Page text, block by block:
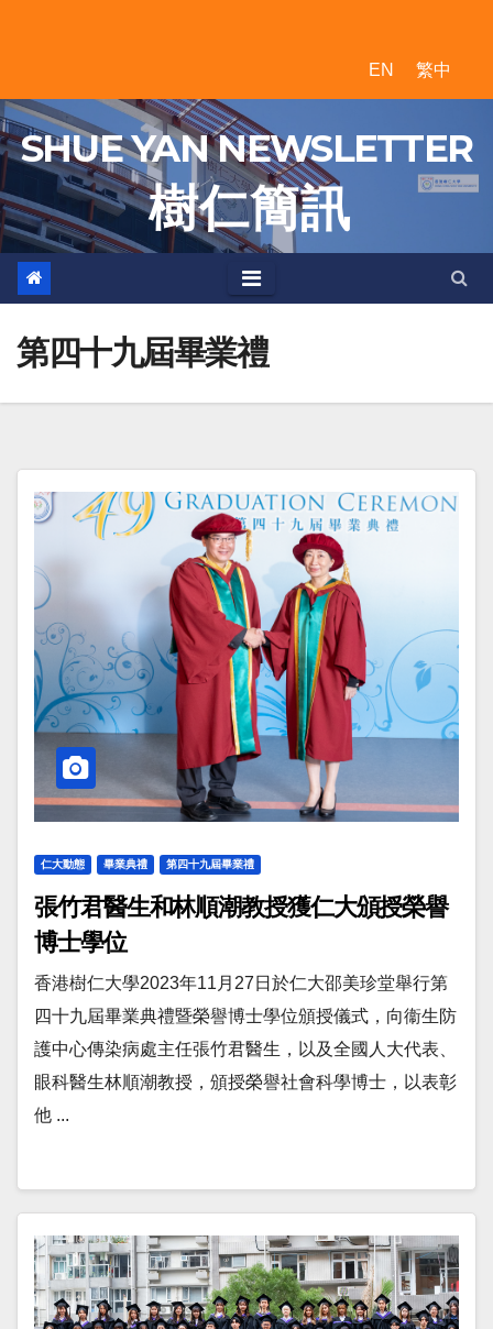
EN 繁中
SHUE YAN NEWSLETTER
樹 仁 簡 訊
第四十九屆畢業禮
仁大動態 畢業典禮 第四十九屆畢業禮
張竹君醫生和林順潮教授獲仁大頒授榮譽
博士學位
香港樹仁大學2023年11月27日於仁大邵美珍堂舉行第
四十九屆畢業典禮暨榮譽博士學位頒授儀式，向衞生防
護中心傳染病處主任張竹君醫生，以及全國人大代表、
眼科醫生林順潮教授，頒授榮譽社會科學博士，以表彰
他 ...